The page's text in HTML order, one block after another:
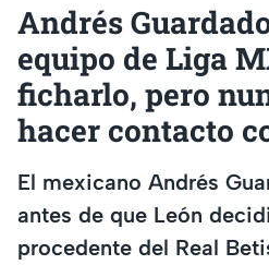
Andrés
equipo de Liga
ficharlo, pero
hacer contacto
El mexicano Andrés
antes de que León
procedente del Real